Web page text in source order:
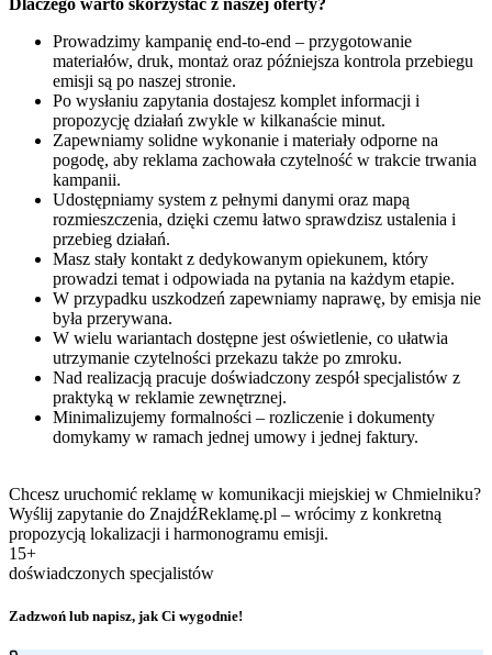
Dlaczego warto skorzystać z naszej oferty?
Prowadzimy kampanię end-to-end – przygotowanie
materiałów, druk, montaż oraz późniejsza kontrola przebiegu
emisji są po naszej stronie.
Po wysłaniu zapytania dostajesz komplet informacji i
propozycję działań zwykle w kilkanaście minut.
Zapewniamy solidne wykonanie i materiały odporne na
pogodę, aby reklama zachowała czytelność w trakcie trwania
kampanii.
Udostępniamy system z pełnymi danymi oraz mapą
rozmieszczenia, dzięki czemu łatwo sprawdzisz ustalenia i
przebieg działań.
Masz stały kontakt z dedykowanym opiekunem, który
prowadzi temat i odpowiada na pytania na każdym etapie.
W przypadku uszkodzeń zapewniamy naprawę, by emisja nie
była przerywana.
W wielu wariantach dostępne jest oświetlenie, co ułatwia
utrzymanie czytelności przekazu także po zmroku.
Nad realizacją pracuje doświadczony zespół specjalistów z
praktyką w reklamie zewnętrznej.
Minimalizujemy formalności – rozliczenie i dokumenty
domykamy w ramach jednej umowy i jednej faktury.
Chcesz uruchomić reklamę w komunikacji miejskiej w Chmielniku?
Wyślij zapytanie do ZnajdźReklamę.pl – wrócimy z konkretną
propozycją lokalizacji i harmonogramu emisji.
15+
doświadczonych specjalistów
Zadzwoń lub napisz, jak Ci wygodnie!